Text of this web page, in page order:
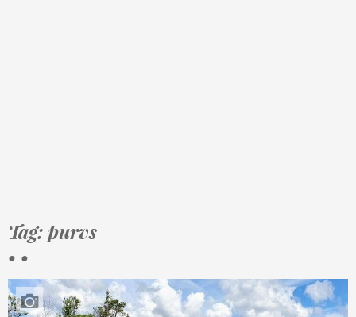
Tag: purvs
• •